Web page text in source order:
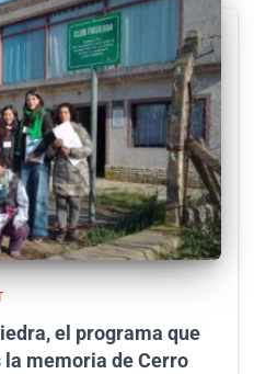
el programa que
memoria de Cerro